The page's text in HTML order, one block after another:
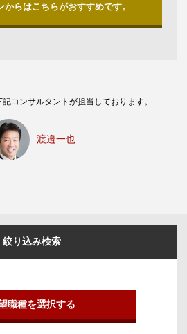
らはこちらがおすすめです。
コンサルタントが担当しております。
渡邉一也
絞り込み検索
職種を選択する